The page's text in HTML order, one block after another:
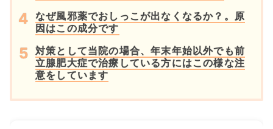
なぜ風邪薬でおしっこが出なくなるか？。原
因はこの成分です
対策として当院の場合、年末年始以外でも前
立腺肥大症で治療している方にはこの様な注
意をしています